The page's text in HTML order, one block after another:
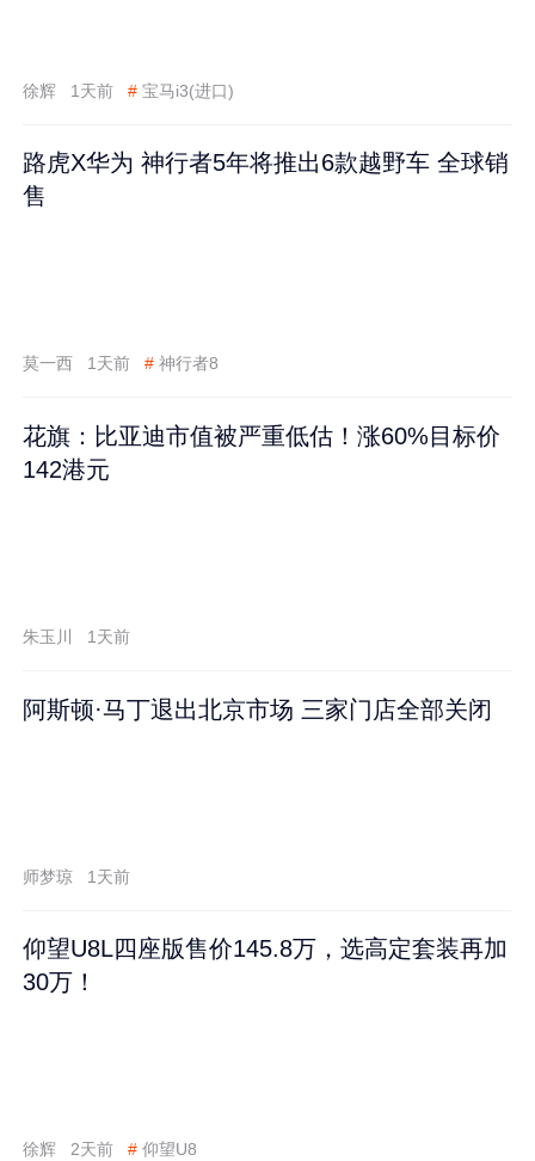
徐辉 1天前 # 宝马i3(进口)
路虎X华为 神行者5年将推出6款越野车 全球销
售
莫一西 1天前 # 神行者8
花旗：比亚迪市值被严重低估！涨60%目标价
142港元
朱玉川 1天前
阿斯顿·马丁退出北京市场 三家门店全部关闭
师梦琼 1天前
仰望U8L四座版售价145.8万，选高定套装再加
30万！
徐辉 2天前 # 仰望U8